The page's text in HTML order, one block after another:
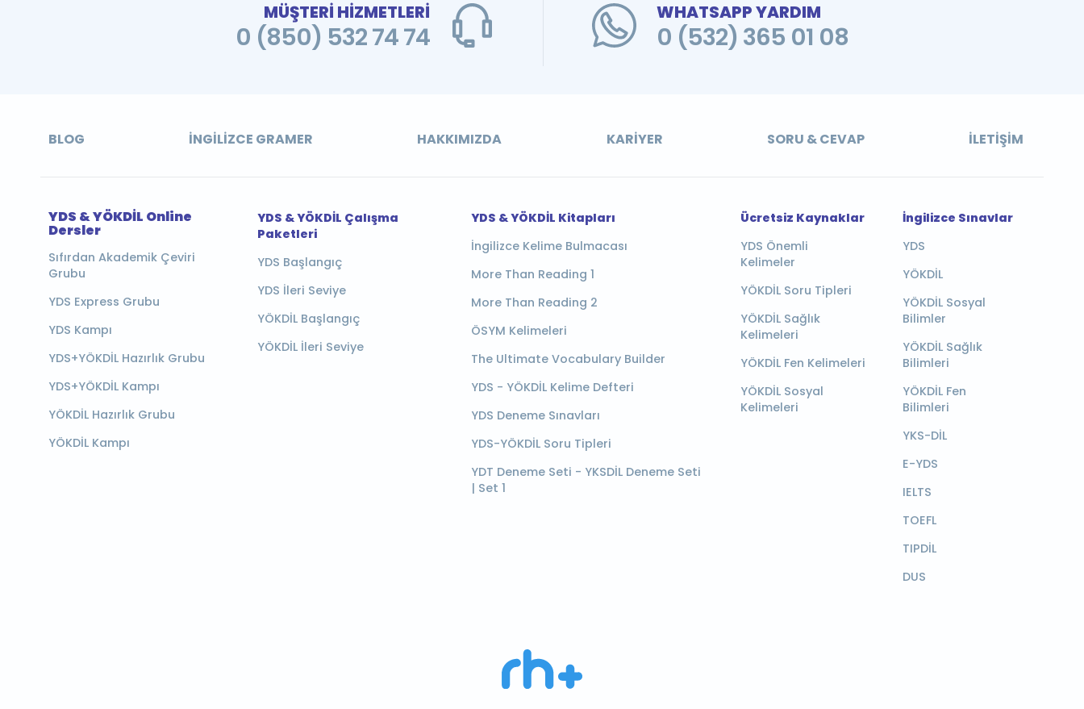
MÜŞTERİ HİZMETLERİ
0 (850) 532 74 74
WHATSAPP YARDIM
0 (532) 365 01 08
BLOG İNGILIZCE GRAMER HAKKIMIZDA KARIYER SORU & CEVAP İLETIŞIM
YDS & YÖKDİL Online
Dersler
Sıfırdan Akademik Çeviri
Grubu
YDS Express Grubu
YDS Kampı
YDS+YÖKDİL Hazırlık Grubu
YDS+YÖKDİL Kampı
YÖKDİL Hazırlık Grubu
YÖKDİL Kampı
YDS & YÖKDİL Çalışma
Paketleri
YDS Başlangıç
YDS İleri Seviye
YÖKDİL Başlangıç
YÖKDİL İleri Seviye
YDS & YÖKDİL Kitapları
İngilizce Kelime Bulmacası
More Than Reading 1
More Than Reading 2
ÖSYM Kelimeleri
The Ultimate Vocabulary Builder
YDS - YÖKDİL Kelime Defteri
YDS Deneme Sınavları
YDS-YÖKDİL Soru Tipleri
YDT Deneme Seti - YKSDİL Deneme Seti
| Set 1
Ücretsiz Kaynaklar
YDS Önemli
Kelimeler
YÖKDİL Soru Tipleri
YÖKDİL Sağlık
Kelimeleri
YÖKDİL Fen Kelimeleri
YÖKDİL Sosyal
Kelimeleri
İngilizce Sınavlar
YDS
YÖKDİL
YÖKDİL Sosyal
Bilimler
YÖKDİL Sağlık
Bilimleri
YÖKDİL Fen
Bilimleri
YKS-DİL
E-YDS
IELTS
TOEFL
TIPDİL
DUS